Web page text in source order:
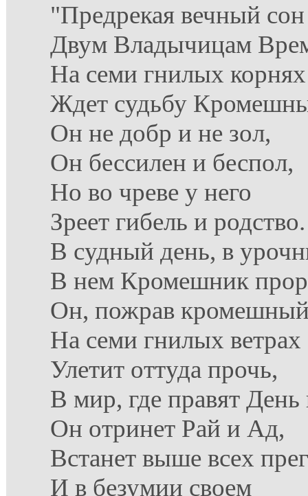
"Предрекая вечный сон
Двум Владычицам
На семи гнилых корнях
Ждет судьбу
Он не добр и не зол,
Он бессилен и беспол,
Но во чреве у него
Зреет гибель и родство.
В судный день, в
В нем Кромешник
Он, пожрав
На семи гнилых ветрах
Улетит оттуда прочь,
В мир, где правят
Он отринет Рай и Ад,
Встанет выше всех
И в безумии своем